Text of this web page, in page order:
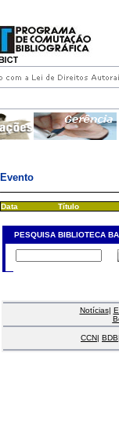
Evento
Data Título
PESQUISA BIBLIOTECA
Notícias|
CCN| BDB|